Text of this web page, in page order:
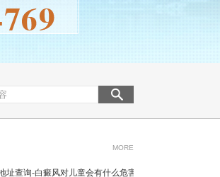
MORE
址查询-白癜风对儿童会有什么危害